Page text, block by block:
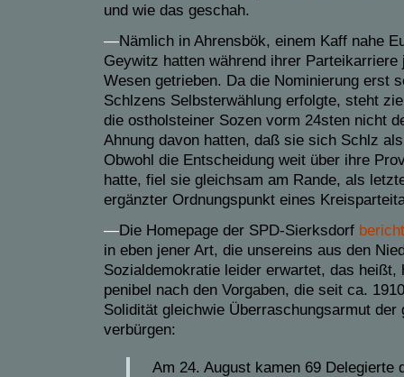
und wie das geschah.
—Nämlich in Ahrensbök, einem Kaff nahe
Geywitz hatten während ihrer
Wesen getrieben. Da die Nominierung erst
Schlzens Selbsterwählung erfolgte, steht
die ostholsteiner Sozen vorm 24sten nicht
Ahnung davon hatten, daß sie sich Schlz
Obwohl die Entscheidung weit über ihre
hatte, fiel sie gleichsam am Rande, als
ergänzter Ordnungspunkt eines
—Die Homepage der SPD-Sierksdorf
in eben jener Art, die unsereins aus den
Sozialdemokratie leider erwartet, das heißt,
penibel nach den Vorgaben, die seit ca.
Solidität gleichwie Überraschungsarmut der
verbürgen:
Am 24. August kamen 69 Delegierte